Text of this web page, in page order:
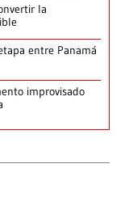
la
entre Panamá
improvisado